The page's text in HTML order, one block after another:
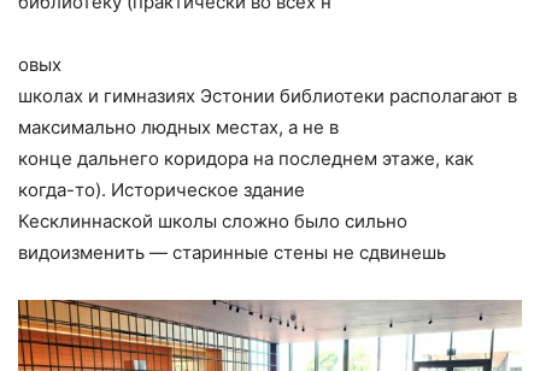
овых
школах и гимназиях Эстонии библиотеки располагают в
максимально людных местах, а не в
конце дальнего коридора на последнем этаже, как
когда-то). Историческое здание
Кесклиннаской школы сложно было сильно
видоизменить — старинные стены не сдвинешь